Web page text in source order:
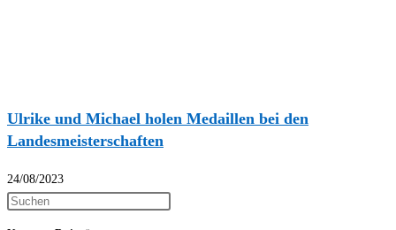
Ulrike und Michael holen Medaillen bei den
Landesmeisterschaften
24/08/2023